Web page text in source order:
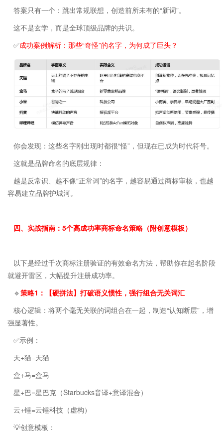
答案只有一个：跳出常规联想，创造前所未有的“新词”。
这不是玄学，而是全球顶级品牌的共识。
✅成功案例解析：那些“奇怪”的名字，为何成了巨头？
你会发现：这些名字刚出现时都很“怪”，但现在已成为时代符号。
这就是品牌命名的底层规律：
越是反常识、越不像“正常词”的名字，越容易通过商标审核，也越
容易建立品牌护城河。
四、实战指南：5个高成功率商标命名策略（附创意模板）
以下是经过千次商标注册验证的有效命名方法，帮助你在起名阶段
就避开雷区，大幅提升注册成功率。
🔹策略1：【硬拼法】打破语义惯性，强行组合无关词汇
核心逻辑：将两个毫无关联的词组合在一起，制造“认知断层”，增
强显著性。
✅示例：
天+猫=天猫
盒+马=盒马
星+巴=星巴克（Starbucks音译+意译混合）
云+锤=云锤科技（虚构）
💡创意模板：